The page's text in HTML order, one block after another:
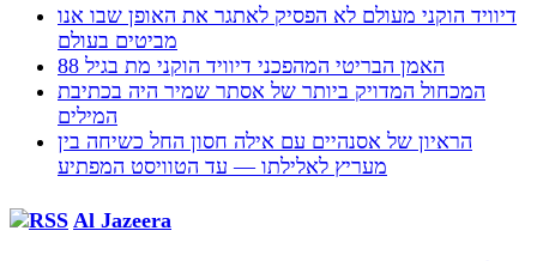
דיוויד הוקני מעולם לא הפסיק לאתגר את האופן שבו אנו
מביטים בעולם
האמן הבריטי המהפכני דיוויד הוקני מת בגיל 88
המכחול המדויק ביותר של אסתר שמיר היה בכתיבת
המילים
הראיון של אסנהיים עם אילה חסון החל כשיחה בין
מעריץ לאלילתו — עד הטוויסט המפתיע
Al Jazeera